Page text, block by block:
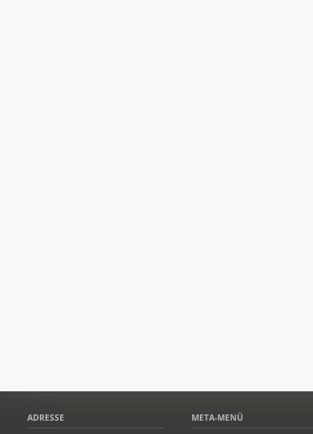
ADRESSE META-MENÜ